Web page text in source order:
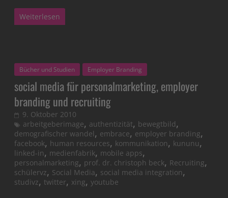
Weiterlesen
Bücher und Studien Employer Branding
social media für personalmarketing, employer
branding und recruiting
9. Oktober 2010
arbeitgeberimage, authentizität, bewegtbild,
demografischer wandel, embrace, employer branding,
facebook, human resources, kommunikation, kununu,
linked-in, medienfabrik, mobile apps,
personalmarketing, prof. dr. christoph beck, Recruiting,
schülervz, Social Media, social media integration,
studivz,twitter, xing,youtube